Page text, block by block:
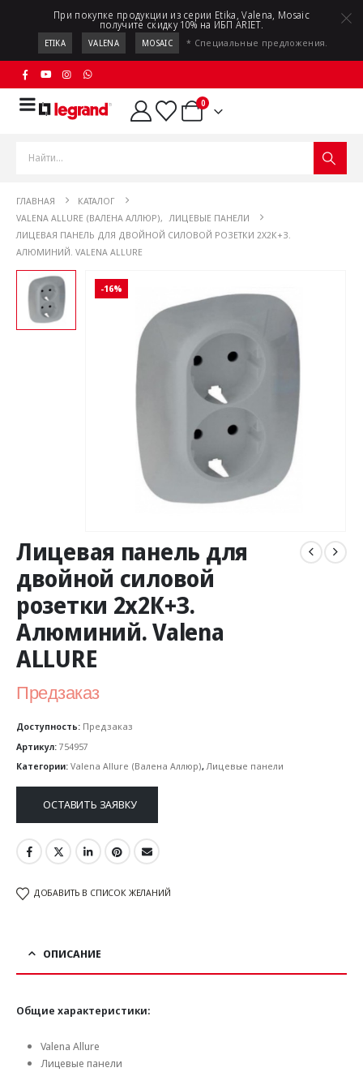
При покупке продукции из серии Etika, Valena, Mosaic
получите скидку 10% на ИБП ARIET.
ETIKA VALENA MOSAIC * Специальные предложения.
0
ГЛАВНАЯ
КАТАЛОГ
VALENA ALLURE (ВАЛЕНА АЛЛЮР), ЛИЦЕВЫЕ ПАНЕЛИ
ЛИЦЕВАЯ ПАНЕЛЬ ДЛЯ ДВОЙНОЙ СИЛОВОЙ РОЗЕТКИ 2Х2К+З.
АЛЮМИНИЙ. VALENA ALLURE
-16%
Лицевая панель для
двойной силовой
розетки 2х2К+З.
Алюминий. Valena
ALLURE
Предзаказ
Доступность: Предзаказ
Артикул: 754957
Категории: Valena Allure (Валена Аллюр),Лицевые панели
ОСТАВИТЬ ЗАЯВКУ
ДОБАВИТЬ В СПИСОК ЖЕЛАНИЙ
ОПИСАНИЕ
Общие характеристики:
Valena Allure
Лицевые панели